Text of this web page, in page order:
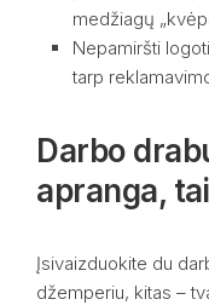
medžiagų
Nepamiršti
tarp
Darbo
apranga,
Įsivaizduokite du
džemperiu, kitas –